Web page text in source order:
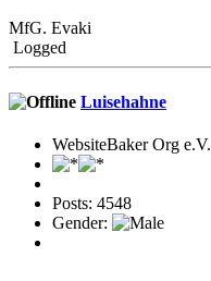
MfG. Evaki
Logged
Luisehahne
WebsiteBaker Org e.V.
Posts: 4548
Gender: